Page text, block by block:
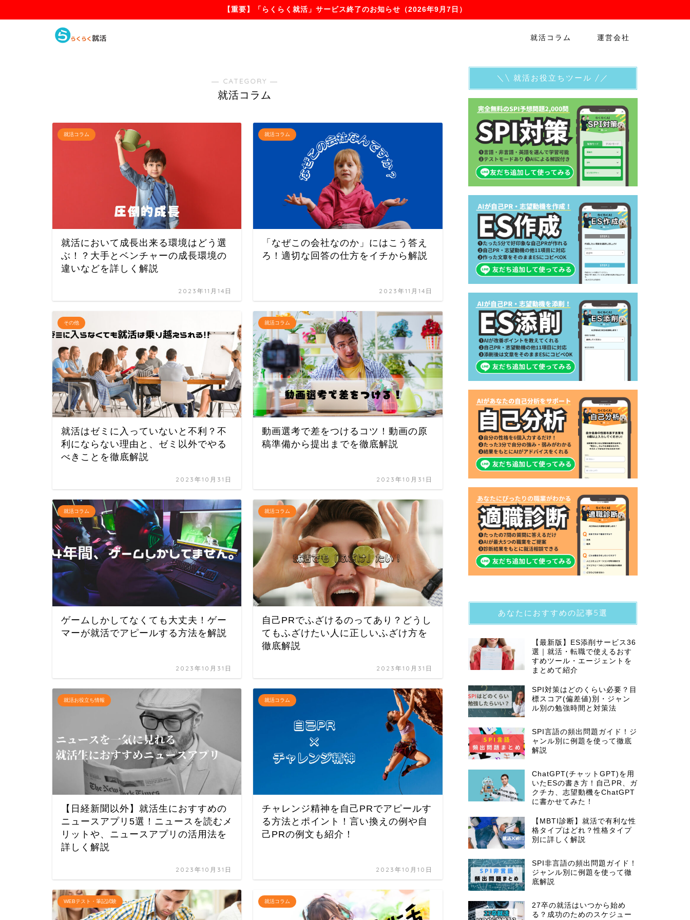
【重要】「らくらく就活」サービス終了のお知らせ（2026年9月7日）
就活コラム 運営会社
― CATEGORY ―
就活コラム
就活コラム
就活において成長出来る環境はどう選
ぶ！？大手とベンチャーの成長環境の
違いなどを詳しく解説
2023年11月14日
就活コラム
「なぜこの会社なのか」にはこう答え
ろ！適切な回答の仕方をイチから解説
2023年11月14日
その他
就活はゼミに入っていないと不利？不
利にならない理由と、ゼミ以外でやる
べきことを徹底解説
2023年10月31日
就活コラム
動画選考で差をつけるコツ！動画の原
稿準備から提出までを徹底解説
2023年10月31日
就活コラム
ゲームしかしてなくても大丈夫！ゲー
マーが就活でアピールする方法を解説
2023年10月31日
就活コラム
自己PRでふざけるのってあり？どうし
てもふざけたい人に正しいふざけ方を
徹底解説
2023年10月31日
就活お役立ち情報
【日経新聞以外】就活生におすすめの
ニュースアプリ5選！ニュースを読むメ
リットや、ニュースアプリの活用法を
詳しく解説
2023年10月31日
就活コラム
チャレンジ精神を自己PRでアピールす
る方法とポイント！言い換えの例や自
己PRの例文も紹介！
2023年10月10日
WEBテスト・筆記試験 就活コラム
＼\ 就活お役立ちツール /／
あなたにおすすめの記事5選
【最新版】ES添削サービス36
選｜就活・転職で使えるおす
すめツール・エージェントを
まとめて紹介
SPI対策はどのくらい必要？目
標スコア(偏差値)別・ジャン
ル別の勉強時間と対策法
SPI言語の頻出問題ガイド！ジ
ャンル別に例題を使って徹底
解説
ChatGPT(チャットGPT)を用
いたESの書き方！自己PR、ガ
クチカ、志望動機をChatGPT
に書かせてみた！
【MBTI診断】就活で有利な性
格タイプはどれ？性格タイプ
別に詳しく解説
SPI非言語の頻出問題ガイド！
ジャンル別に例題を使って徹
底解説
27卒の就活はいつから始め
る？成功のためのスケジュー